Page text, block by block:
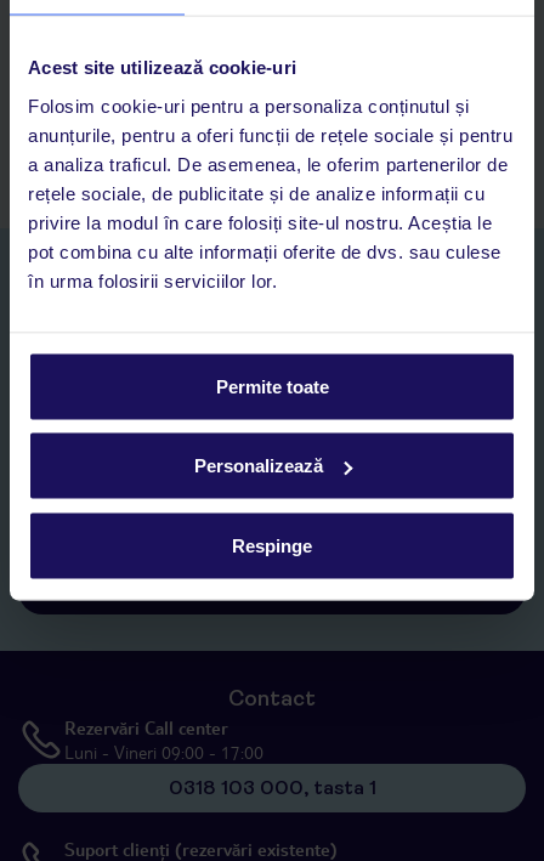
Acest site utilizează cookie-uri
Folosim cookie-uri pentru a personaliza conținutul și
anunțurile, pentru a oferi funcții de rețele sociale și pentru
a analiza traficul. De asemenea, le oferim partenerilor de
rețele sociale, de publicitate și de analize informații cu
privire la modul în care folosiți site-ul nostru. Aceștia le
pot combina cu alte informații oferite de dvs. sau culese
în urma folosirii serviciilor lor.
Permite toate
Personalizează
Respinge
Cauți rapid vacanțe și hoteluri din toată lumea
Acces la rezervările curente pentru vacanțe și hoteluri, într-o
singură aplicație
Asistență 24/7 prin chat, pe toată durata vacanței
Abonați-vă la newsletter
Sunt de acord cu prelucrarea datelor mele personale de către TUI
Romania SRL în scopuri de marketing, în cadrul și în scopul
specificat în„Informații privind prelucrarea datelor cu caracter
inclusiv utilizarea așa-numitelor sisteme de apelare automată.
Contact
Rezervări Call center
Luni - Vineri 09:00 - 17:00
0318 103 000, tasta 1
Suport clienți (rezervări existente)